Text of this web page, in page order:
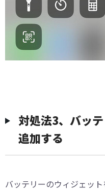
対処法3、バッ
追加する
バッテリーのウィジェッ